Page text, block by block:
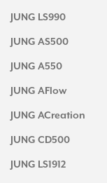
JUNG LS990
JUNG AS500
JUNG A550
JUNG AFlow
JUNG ACreation
JUNG CD500
JUNG LS1912